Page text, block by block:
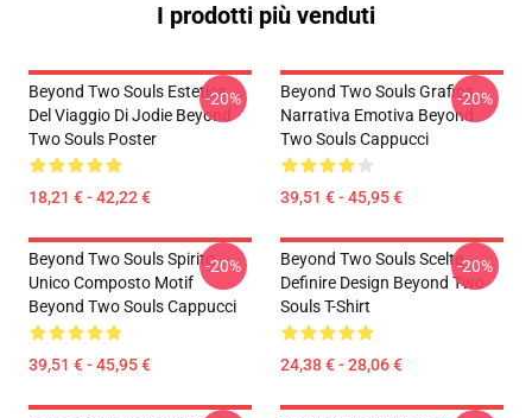
I prodotti più venduti
Beyond Two Souls Estetica
Del Viaggio Di Jodie Beyond
Two Souls Poster
18,21 € - 42,22 €
-20%
Beyond Two Souls Grafica
Narrativa Emotiva Beyond
Two Souls Cappucci
39,51 € - 45,95 €
-20%
Beyond Two Souls Spirito
Unico Composto Motif
Beyond Two Souls Cappucci
39,51 € - 45,95 €
-20%
Beyond Two Souls Scelte
Definire Design Beyond Two
Souls T-Shirt
24,38 € - 28,06 €
-20%